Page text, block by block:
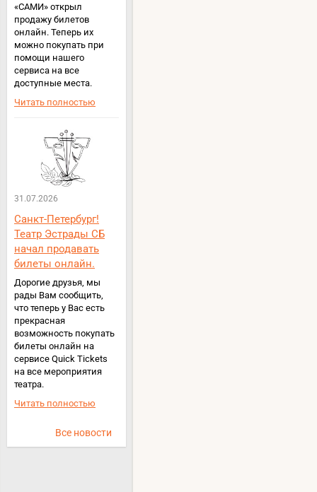
«САМИ» открыл
продажу билетов
онлайн. Теперь их
можно покупать при
помощи нашего
сервиса на все
доступные места.
Читать полностью
31.07.2026
Санкт-Петербург!
Театр Эстрады СБ
начал продавать
билеты онлайн.
Дорогие друзья, мы
рады Вам сообщить,
что теперь у Вас есть
прекрасная
возможность покупать
билеты онлайн на
сервисе Quick Tickets
на все мероприятия
театра.
Читать полностью
Все новости